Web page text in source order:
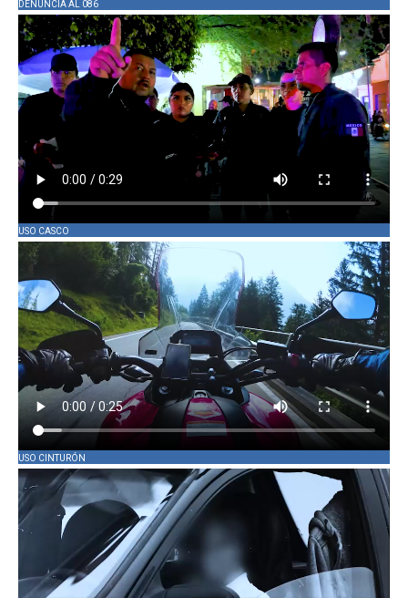
DENUNCIA AL 086
USO CASCO
USO CINTURÓN